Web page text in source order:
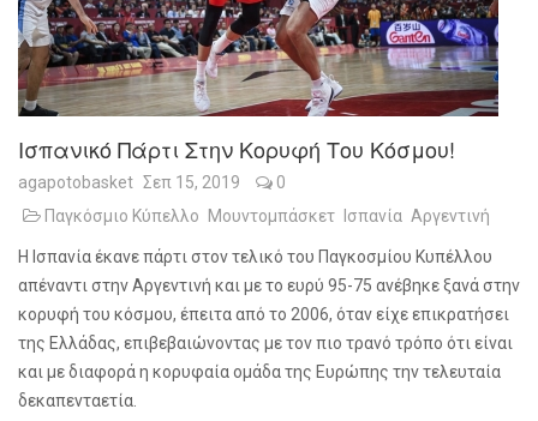
Ισπανικό Πάρτι Στην Κορυφή Του Κόσμου!
agapotobasket Σεπ 15, 2019
0
Παγκόσμιο Κύπελλο
Μουντομπάσκετ Ισπανία Αργεντινή
Η Ισπανία έκανε πάρτι στον τελικό του Παγκοσμίου Κυπέλλου
απέναντι στην Αργεντινή και με το ευρύ 95-75 ανέβηκε ξανά στην
κορυφή του κόσμου, έπειτα από το 2006, όταν είχε επικρατήσει
της Ελλάδας, επιβεβαιώνοντας με τον πιο τρανό τρόπο ότι είναι
και με διαφορά η κορυφαία ομάδα της Ευρώπης την τελευταία
δεκαπενταετία.